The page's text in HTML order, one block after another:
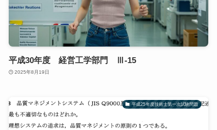
平成30年度 経営工学部門 Ⅲ-15
2025年8月19日
平成25年度技術士第一次試験問題